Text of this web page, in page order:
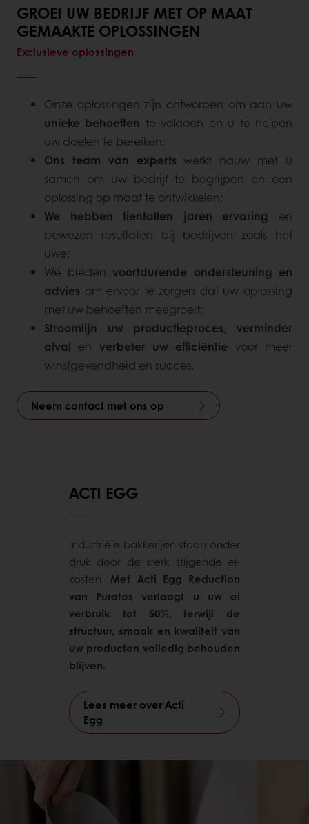
GROEI UW BEDRIJF MET OP MAAT
GEMAAKTE OPLOSSINGEN
Exclusieve oplossingen
Onze oplossingen zijn ontworpen om aan uw
unieke behoeften te voldoen en u te helpen
uw doelen te bereiken;
Ons team van experts werkt nauw met u
samen om uw bedrijf te begrijpen en een
oplossing op maat te ontwikkelen;
We hebben tientallen jaren ervaring
en
bewezen resultaten bij bedrijven zoals het
uwe;
We bieden voortdurende ondersteuning en
advies om ervoor te zorgen dat uw oplossing
met uw behoeften meegroeit;
Stroomlijn uw productieproces, verminder
afval en verbeter uw efficiëntie voor meer
winstgevendheid en succes.
Neem contact met ons op
ACTI EGG
Industriële bakkerijen staan onder
druk door de sterk stijgende ei-
kosten. Met Acti Egg Reduction
van Puratos verlaagt u uw ei
verbruik tot 50%, terwijl de
structuur, smaak en kwaliteit van
uw producten volledig behouden
blijven.
Lees meer over Acti
Egg